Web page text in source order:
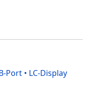
Port • LC-Display